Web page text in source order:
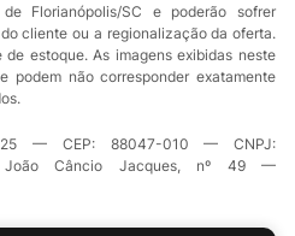
Florianópolis/SC e poderão sofrer
cliente ou a regionalização da oferta.
estoque. As imagens exibidas neste
podem não corresponder exatamente
— CEP: 88047-010 — CNPJ:
João Câncio Jacques, nº 49 —